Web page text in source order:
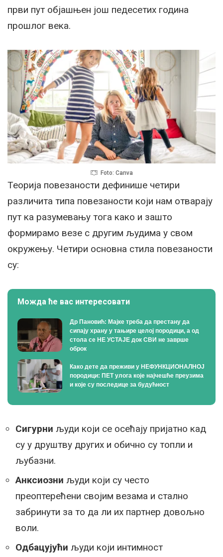
први пут објашњен још педесетих година
прошлог века.
Foto: Canva
Теорија повезаности дефинише четири
различита типа повезаности који нам отварају
пут ка разумевању тога како и зашто
формирамо везе с другим људима у свом
окружењу. Четири основна стила повезаности
су:
Можда ће вас интересовати
Др Пановић: Мајке треба да престану да
сипају храну у тањире целој породици, а од
стола се НЕ УСТАЈЕ док СВИ не заврше
оброк
Како дете да преживи у НЕФУНКЦИОНАЛНОЈ
породици: ПЕТ улога које најчешће преузима
и које су последице за будућност
Сигурни људи који се осећају пријатно кад
су у друштву других и обично су топли и
љубазни.
Анксиозни људи који су често
преоптерећени својим везама и стално
забринути за то да ли их партнер довољно
воли.
Одбацујући људи који интимност